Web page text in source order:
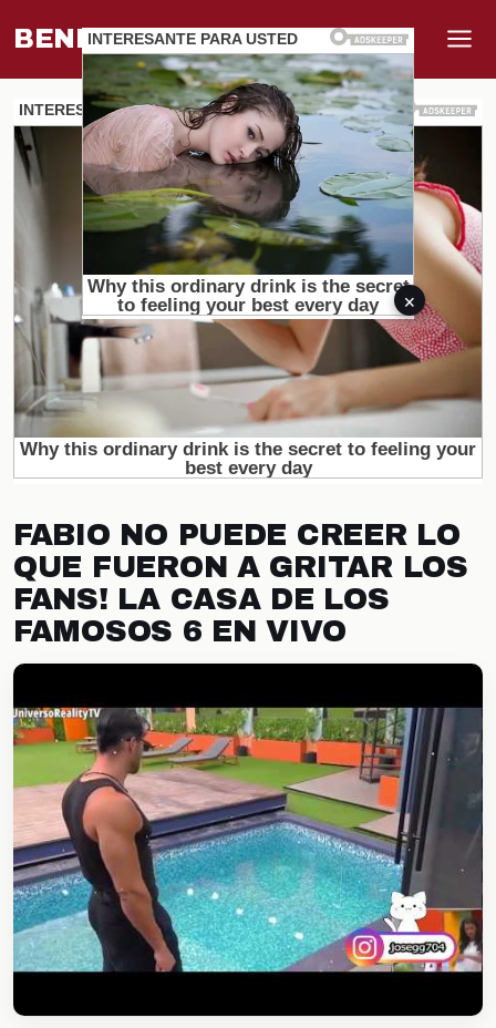
BENEFI.MUNDO
FABIO NO PUEDE CREER LO
QUE FUERON A GRITAR LOS
FANS! LA CASA DE LOS
FAMOSOS 6 EN VIVO
×